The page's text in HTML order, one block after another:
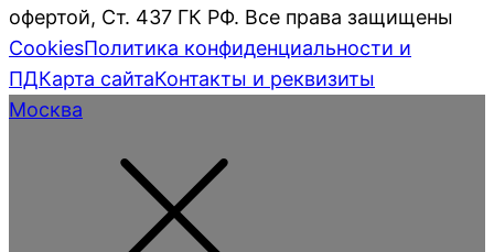
офертой, Ст. 437 ГК РФ. Все права защищены
CookiesПолитика конфиденциальности и
ПДКарта сайтаКонтакты и реквизиты
Москва